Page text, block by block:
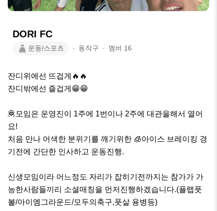
DORI FC
운동/스포츠 ∙ 동작구 ∙ 멤버 16
잔디위에선 뜨겁게🔥🔥
잔디밖에선 즐겁게😁😁
🦧모임은 운영진이 1주에 1번이나 2주에 대관을해서 열어
요!
처음 만나 어색한 분위기를 깨기위한 🧊아이스 브레이킹 경
기전에 간단한 인사하고 운동진행.
신생모임이라 어느정도 자리가 잡히기전까지는 참가가 가
능한사람들끼리 소셜매칭을 먼저진행하겠습니다.(플랩풋
볼/아이엠그라운드/모두의축구,풋살 용병등)